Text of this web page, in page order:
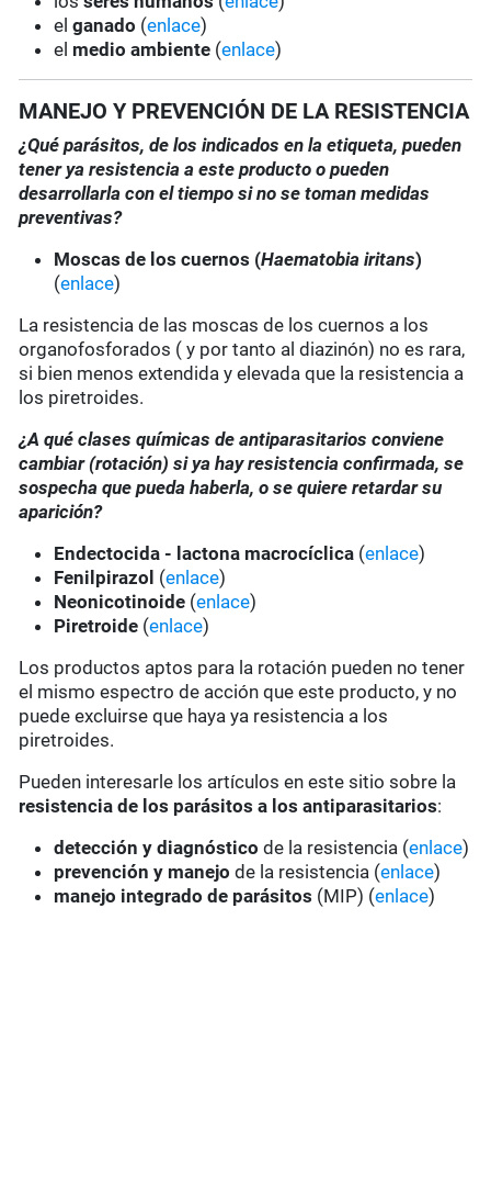
elganado (enlace)
el medio ambiente (enlace)
MANEJO Y PREVENCIÓN DE LA RESISTENCIA
¿Qué parásitos, de los indicados en la etiqueta, pueden
tener ya resistencia a este producto o pueden
desarrollarla con el tiempo si no se toman medidas
preventivas?
Moscas de los cuernos (Haematobia iritans)
(enlace)
La resistencia de las moscas de los cuernos a los
organofosforados ( y por tanto al diazinón) no es rara,
si bien menos extendida y elevada que la resistencia a
los piretroides.
¿A qué clases químicas de antiparasitarios conviene
cambiar (rotación) si ya hay resistencia confirmada, se
sospecha que pueda haberla, o se quiere retardar su
aparición?
Endectocida - lactona macrocíclica (enlace)
Fenilpirazol (enlace)
Neonicotinoide (enlace)
Piretroide (enlace)
Los productos aptos para la rotación pueden no tener
el mismo espectro de acción que este producto, y no
puede excluirse que haya ya resistencia a los
piretroides.
Pueden interesarle los artículos en este sitio sobre la
resistencia de los parásitos a los antiparasitarios:
detección y diagnóstico de la resistencia (enlace)
prevención y manejo de la resistencia (enlace)
manejo integrado de parásitos (MIP) (enlace)